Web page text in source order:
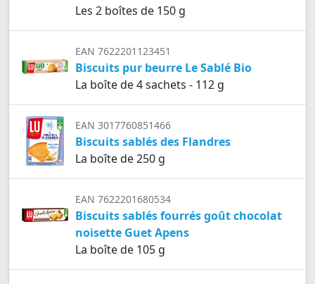
Les 2 boîtes de 150 g
EAN 7622201123451
Biscuits pur beurre Le Sablé Bio
La boîte de 4 sachets - 112 g
EAN 3017760851466
Biscuits sablés des Flandres
La boîte de 250 g
EAN 7622201680534
Biscuits sablés fourrés goût chocolat
noisette Guet Apens
La boîte de 105 g